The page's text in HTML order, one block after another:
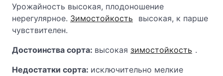
Урожайность высокая, плодоношение
нерегулярное. Зимостойкость
высокая, к парше
чувствителен.
Достоинства сорта: высокая зимостойкость .
Недостатки сорта: исключительно мелкие